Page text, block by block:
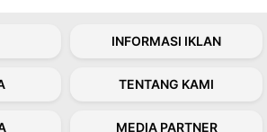
INFORMASI IKLAN
TENTANG KAMI
MEDIA PARTNER